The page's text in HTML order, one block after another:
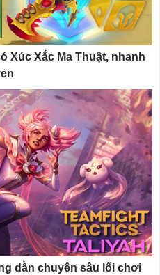
Xúc Xắc Ma Thuật, nhanh
dẫn chuyên sâu lối chơi